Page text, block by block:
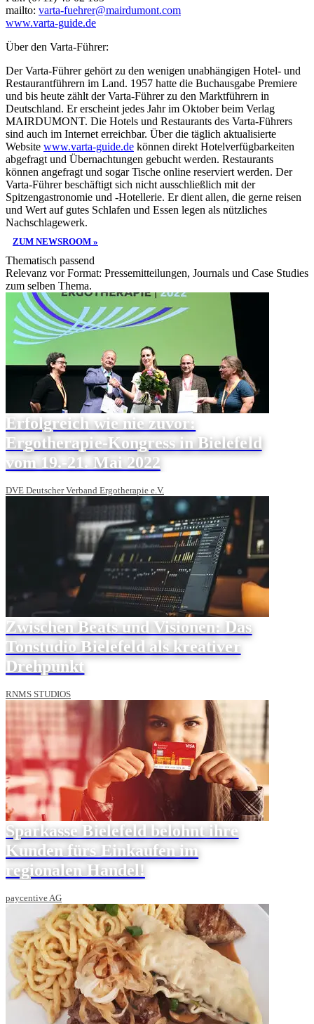
mailto: varta-fuehrer@mairdumont.com
www.varta-guide.de
Über den Varta-Führer:
Der Varta-Führer gehört zu den wenigen unabhängigen Hotel- und
Restaurantführern im Land. 1957 hatte die Buchausgabe Premiere
und bis heute zählt der Varta-Führer zu den Marktführern in
Deutschland. Er erscheint jedes Jahr im Oktober beim Verlag
MAIRDUMONT. Die Hotels und Restaurants des Varta-Führers
sind auch im Internet erreichbar. Über die täglich aktualisierte
Website www.varta-guide.de können direkt Hotelverfügbarkeiten
abgefragt und Übernachtungen gebucht werden. Restaurants
können angefragt und sogar Tische online reserviert werden. Der
Varta-Führer beschäftigt sich nicht ausschließlich mit der
Spitzengastronomie und -Hotellerie. Er dient allen, die gerne reisen
und Wert auf gutes Schlafen und Essen legen als nützliches
Nachschlagewerk.
ZUM NEWSROOM »
Thematisch passend
Relevanz vor Format: Pressemitteilungen, Journals und Case Studies
zum selben Thema.
Erfolgreich wie nie zuvor:
Ergotherapie-Kongress in Bielefeld
vom 19.-21. Mai 2022
DVE Deutscher Verband Ergotherapie e.V.
Zwischen Beats und Visionen: Das
Tonstudio Bielefeld als kreativer
Drehpunkt
RNMS STUDIOS
Sparkasse Bielefeld belohnt ihre
Kunden fürs Einkaufen im
regionalen Handel!
paycentive AG